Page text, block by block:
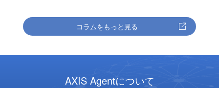
コラムをもっと見る
AXIS Agentについて